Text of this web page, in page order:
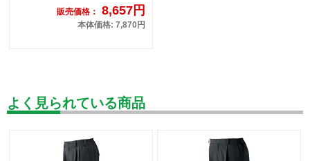
販売価格： 8,657円
本体価格: 7,870円
よく見られている商品